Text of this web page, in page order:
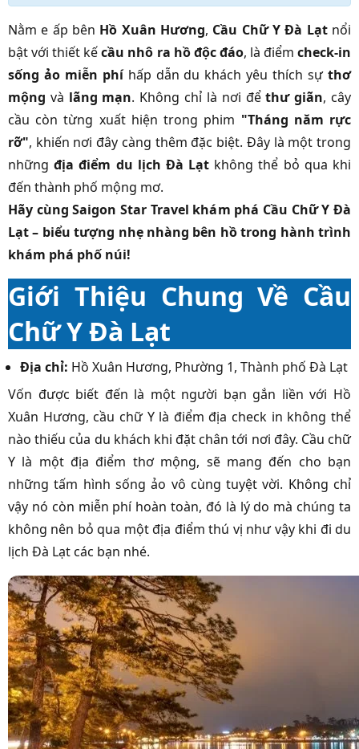
Nằm e ấp bên Hồ Xuân Hương, Cầu Chữ Y Đà Lạtnổi
bật với thiết kếcầu nhô ra hồ độc đáo, là điểmcheck-in
sống ảo miễn phíhấp dẫn du khách yêu thích sựthơ
mộng và lãng mạn. Không chỉ là nơi đểthư giãn, cây
cầu còn từng xuất hiện trong phim "Tháng năm rực
rỡ", khiến nơi đây càng thêm đặc biệt. Đây là một trong
nhữngđịa điểm du lịch Đà Lạt không thể bỏ qua khi
đến thành phố mộng mơ.
Hãy cùng Saigon Star Travel khám phá Cầu Chữ Y Đà
Lạt – biểu tượng nhẹ nhàng bên hồ trong hành trình
khám phá phố núi!
Giới Thiệu Chung Về Cầu
Chữ Y Đà Lạt
Địa chỉ: Hồ Xuân Hương, Phường 1, Thành phố Đà Lạt
Vốn được biết đến là một người bạn gắn liền với Hồ
Xuân Hương, cầu chữ Y là điểm địa check in không thể
nào thiếu của du khách khi đặt chân tới nơi đây. Cầu chữ
Y là một địa điểm thơ mộng, sẽ mang đến cho bạn
những tấm hình sống ảo vô cùng tuyệt vời. Không chỉ
vậy nó còn miễn phí hoàn toàn, đó là lý do mà chúng ta
không nên bỏ qua một địa điểm thú vị như vậy khi đi du
lịch Đà Lạtcác bạn nhé.